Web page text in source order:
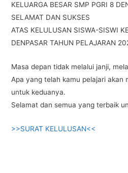
c
e
b
o
o
k
itt
er
at
s
A
p
p
e
gr
a
m
ar
e
KELUARGA BESAR SMP PGRI 8
SELAMAT DAN SUKSES
ATAS KELULUSAN SISWA-SISWI
DENPASAR TAHUN PELAJARAN
Masa depan tidak melalui janji,
Apa yang telah kamu pelajari akan
untuk keduanya.
Selamat dan semua yang terbaik
>>SURAT KELULUSAN<<